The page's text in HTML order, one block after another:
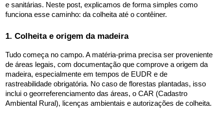
e sanitárias. Neste post, explicamos de forma simples como
funciona esse caminho: da colheita até o contêiner.
1. Colheita e origem da madeira
Tudo começa no campo. A matéria-prima precisa ser proveniente
de áreas legais, com documentação que comprove a origem da
madeira, especialmente em tempos de EUDR e de
rastreabilidade obrigatória. No caso de florestas plantadas, isso
inclui o georreferenciamento das áreas, o CAR (Cadastro
Ambiental Rural), licenças ambientais e autorizações de colheita.